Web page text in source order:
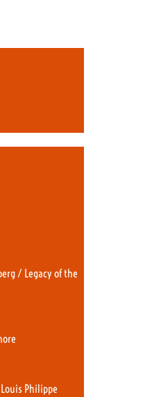
/ Legacy of the
Philippe